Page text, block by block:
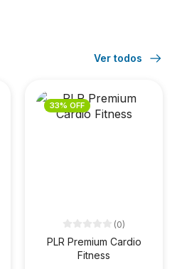
Ver todos
33% OFF
(0)
PLR Premium Cardio
Fitness